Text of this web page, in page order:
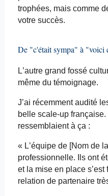
trophées, mais comme
votre succès.
De "c'était sympa" à "voici
L’autre grand fossé
même du témoignage.
J’ai récemment audité
belle scale-up
ressemblaient à ça :
« L’équipe de [Nom de
professionnelle. Ils ont
et la mise en place
relation de partenaire